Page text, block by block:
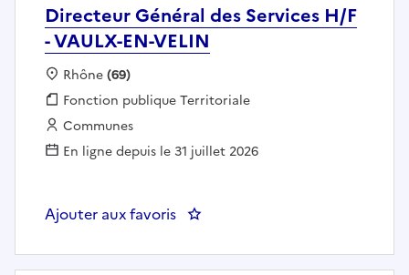
Directeur Général des Services H/F
- VAULX-EN-VELIN
Localisation :
Rhône(69)
Fonction publique :
Fonction publique Territoriale
Employeur :
Communes
En ligne depuis le 31 juillet 2026
Ajouter aux favoris : Directeur Général des Services